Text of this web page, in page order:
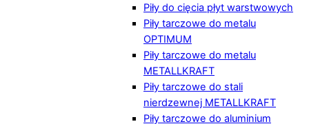
Piły do cięcia płyt warstwowych
Piły tarczowe do metalu
OPTIMUM
Piły tarczowe do metalu
METALLKRAFT
Piły tarczowe do stali
nierdzewnej METALLKRAFT
Piły tarczowe do aluminium